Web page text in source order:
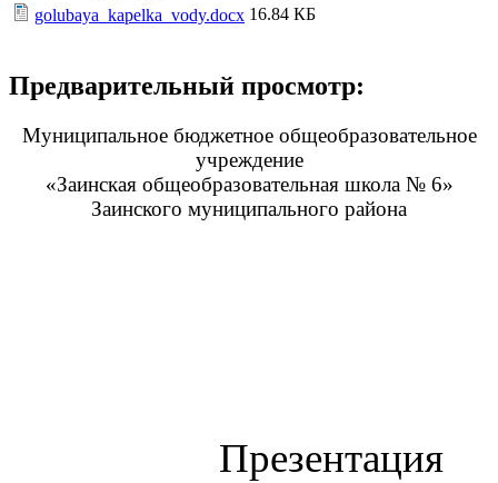
golubaya_kapelka_vody.docx 16.84 КБ
Предварительный просмотр:
Муниципальное бюджетное общеобразовательное
учреждение
«Заинская общеобразовательная школа № 6»
Заинского муниципального района
Презентация